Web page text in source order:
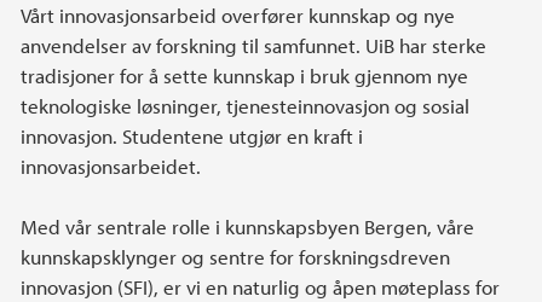
Vårt innovasjonsarbeid overfører kunnskap og nye
anvendelser av forskning til samfunnet. UiB har sterke
tradisjoner for å sette kunnskap i bruk gjennom nye
teknologiske løsninger, tjenesteinnovasjon og sosial
innovasjon. Studentene utgjør en kraft i
innovasjonsarbeidet.
Med vår sentrale rolle i kunnskapsbyen Bergen, våre
kunnskapsklynger og sentre for forskningsdreven
innovasjon (SFI), er vi en naturlig og åpen møteplass for